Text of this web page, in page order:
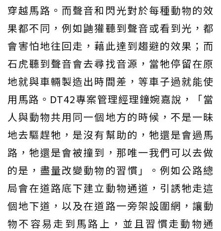
穿越馬路。而聲音和閃光對於每種動物的效
果都不同，例如鼬獾聽到聲音或看到光，都
會害怕地往回走，藉此達到趨避的效果；而
石虎聽到聲音會去尋找音源，當牠停留在原
地就與車輛製造出時間差，等車子過就能使
用馬路。DT42專案管理經理鐘婉嘉說，「當
人與動物共用同一個地方的時候，不是一昧
地去驅趕牠，是沒有幫助的，牠還是會過馬
路，牠還是會被撞到，那唯一我們可以去做
的是，盡量改變動物的習慣」。例如公路總
局會在道路底下建立動物通道，引誘牠走這
個地下道，以及在道路一旁架設圍網，讓動
物不容易走到馬路上，並且習慣走動物通